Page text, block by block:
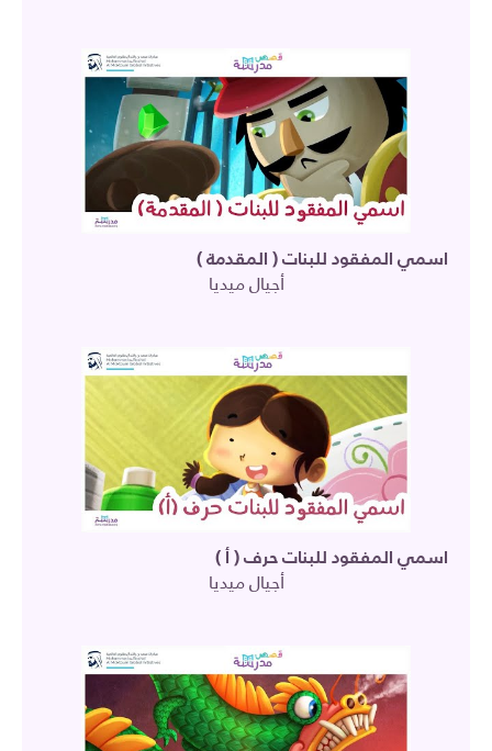
اسمي المفقود للبنات ( المقدمة )
أجيال ميديا
اسمي المفقود للبنات حرف ( أ )
أجيال ميديا